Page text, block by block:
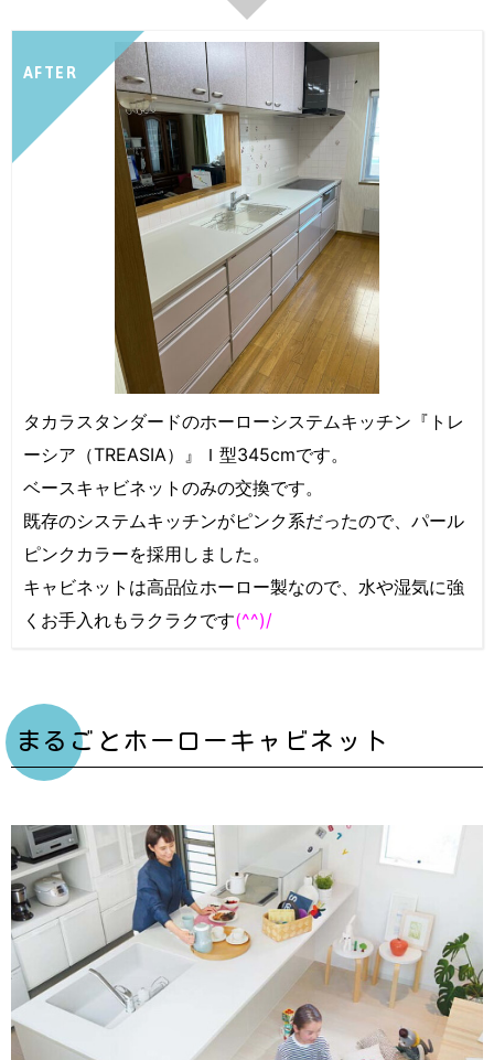
AFTER
タカラスタンダードのホーローシステムキッチン『トレ
ーシア（TREASIA）』Ｉ型345cmです。
ベースキャビネットのみの交換です。
既存のシステムキッチンがピンク系だったので、パール
ピンクカラーを採用しました。
キャビネットは高品位ホーロー製なので、水や湿気に強
くお手入れもラクラクです(^^)/
まるごとホーローキャビネット